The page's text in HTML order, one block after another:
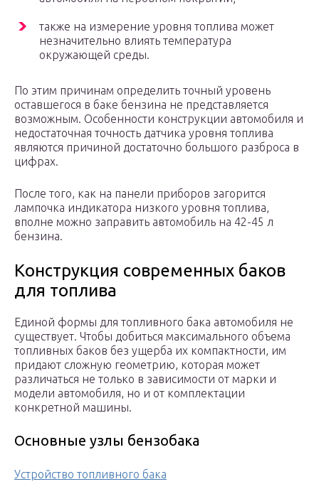
также на измерение уровня топлива может
незначительно влиять температура
окружающей среды.
По этим причинам определить точный уровень
оставшегося в баке бензина не представляется
возможным. Особенности конструкции автомобиля и
недостаточная точность датчика уровня топлива
являются причиной достаточно большого разброса в
цифрах.
После того, как на панели приборов загорится
лампочка индикатора низкого уровня топлива,
вполне можно заправить автомобиль на 42-45 л
бензина.
Конструкция современных баков
для топлива
Единой формы для топливного бака автомобиля не
существует. Чтобы добиться максимального объема
топливных баков без ущерба их компактности, им
придают сложную геометрию, которая может
различаться не только в зависимости от марки и
модели автомобиля, но и от комплектации
конкретной машины.
Основные узлы бензобака
Устройство топливного бака